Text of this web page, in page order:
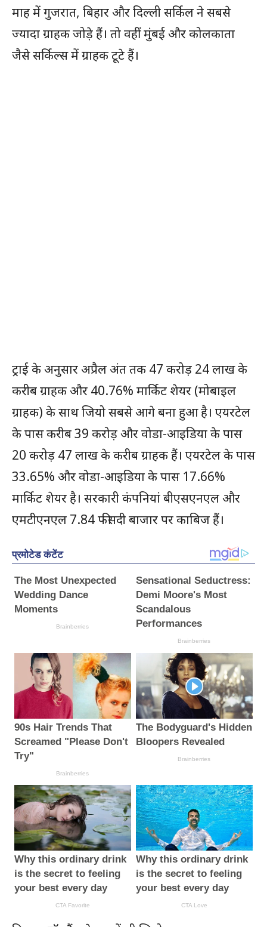
माह में गुजरात, बिहार और दिल्ली सर्किल ने सबसे
ज्यादा ग्राहक जोड़े हैं। तो वहीं मुंबई और कोलकाता
जैसे सर्किल्स में ग्राहक टूटे हैं।
ट्राई के अनुसार अप्रैल अंत तक 47 करोड़ 24 लाख के
करीब ग्राहक और 40.76% मार्किट शेयर (मोबाइल
ग्राहक) के साथ जियो सबसे आगे बना हुआ है। एयरटेल
के पास करीब 39 करोड़ और वोडा-आइडिया के पास
20 करोड़ 47 लाख के करीब ग्राहक हैं। एयरटेल के पास
33.65% और वोडा-आइडिया के पास 17.66%
मार्किट शेयर है। सरकारी कंपनियां बीएसएनएल और
एमटीएनएल 7.84 फीसदी बाजार पर काबिज हैं।